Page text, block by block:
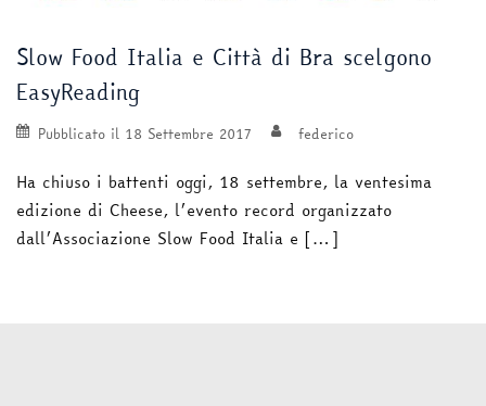
Slow Food Italia e Città di Bra scelgono
EasyReading
Pubblicato il 18 Settembre 2017 federico
Ha chiuso i battenti oggi, 18 settembre, la ventesima
edizione di Cheese, l’evento record organizzato
dall’Associazione Slow Food Italia e […]